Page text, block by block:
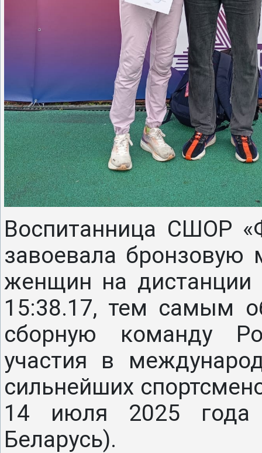
Воспитанница СШОР
завоевала бронзовую
женщин на дистанции
15:38.17, тем самым
сборную команду
участия в
сильнейших
14 июля 2025 года
Беларусь).